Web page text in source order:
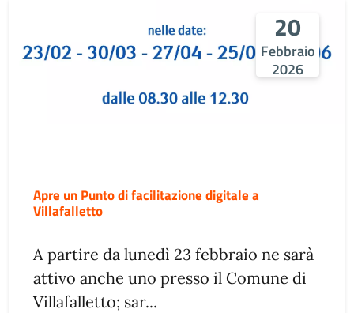
20
Febbraio
2026
Apre un Punto di facilitazione digitale a
Villafalletto
A partire da lunedì 23 febbraio ne sarà
attivo anche uno presso il Comune di
Villafalletto; sar...